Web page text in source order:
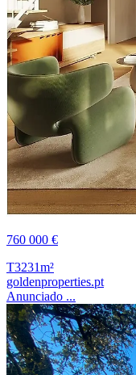
760 000 €
T3231m²
goldenproperties.pt
Anunciado ...